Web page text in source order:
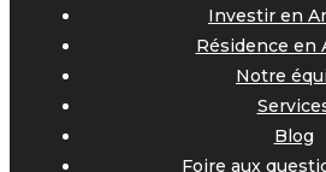
Investir en
Résidence en
Notre
Blog
Foire aux